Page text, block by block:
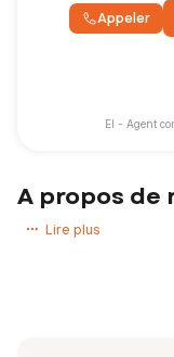
Appeler
EI - Agent
A propos de
Bonjour et bienvenue,
Lire plus